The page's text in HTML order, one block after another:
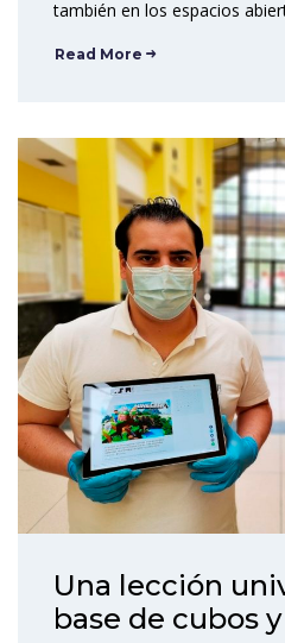
también en los espacios
Read More
Una lección
base de cubos